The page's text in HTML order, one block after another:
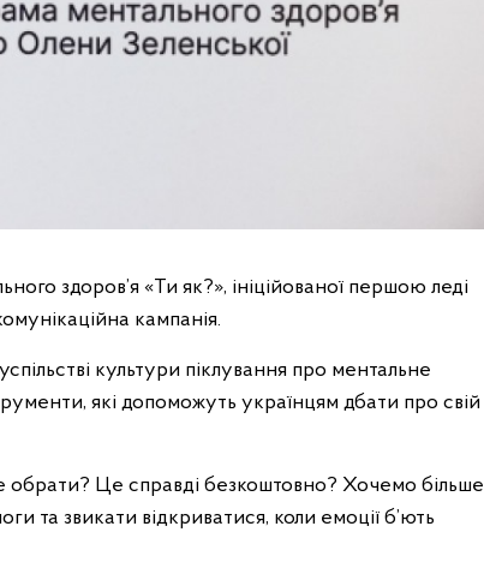
здоров’я «Ти як?», ініційованої першою леді
кампанія.
культури піклування про ментальне
які допоможуть українцям дбати про свій
обрати? Це справді безкоштовно? Хочемо більше
та звикати відкриватися, коли емоції б’ють